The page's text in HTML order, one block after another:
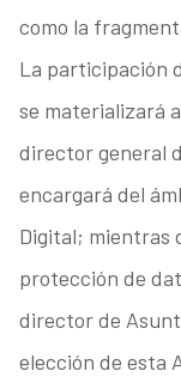
como la
La participación
se materializará
director general
encargará del
Digital; mientras
protección de
director de
elección de esta